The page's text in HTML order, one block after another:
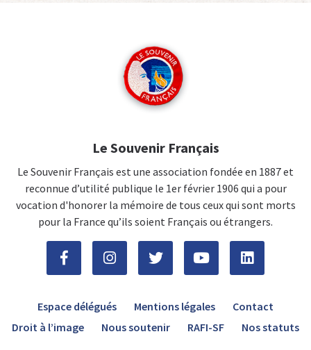
Le Souvenir Français
Le Souvenir Français est une association fondée en 1887 et
reconnue d’utilité publique le 1er février 1906 qui a pour
vocation d'honorer la mémoire de tous ceux qui sont morts
pour la France qu’ils soient Français ou étrangers.
Espace délégués Mentions légales
Contact
Droit à l’image
Nous soutenir RAFI-SF Nos statuts